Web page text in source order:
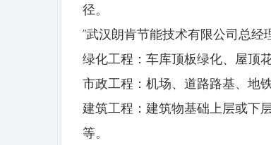
径。
”武汉朗肯节能技术有限公司总
绿化工程：车库顶板绿化、屋顶
市政工程：机场、道路路基、地
建筑工程：建筑物基础上层或下
等。